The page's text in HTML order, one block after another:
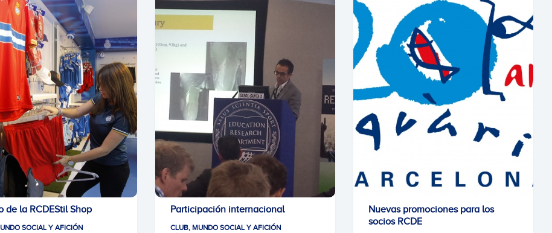
de la RCDEStil Shop
SOCIAL Y AFICIÓN
Participación internacional
CLUB, MUNDO SOCIAL Y AFICIÓN
Nuevas promociones para los
socios RCDE